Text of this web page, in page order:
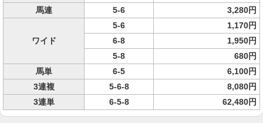
馬連
5-6 3,280円
ワイド
5-6
1,170円
6-8
1,950円
5-8
680円
馬単
6-5
6,100円
3連複
5-6-8
8,080円
3連単
6-5-8 62,480円